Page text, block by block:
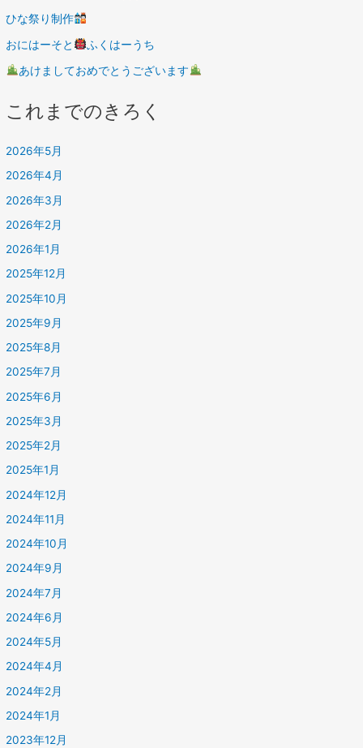
ひな祭り制作
おにはーそと
ふくはーうち
あけましておめでとうございます
これまでのきろく
2026年5月
2026年4月
2026年3月
2026年2月
2026年1月
2025年12月
2025年10月
2025年9月
2025年8月
2025年7月
2025年6月
2025年3月
2025年2月
2025年1月
2024年12月
2024年11月
2024年10月
2024年9月
2024年7月
2024年6月
2024年5月
2024年4月
2024年2月
2024年1月
2023年12月